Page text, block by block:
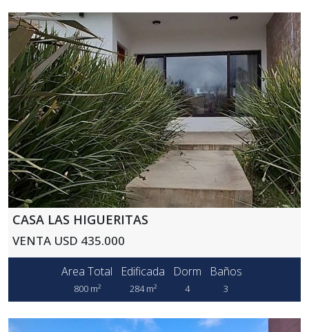
CASA LAS HIGUERITAS
VENTA USD 435.000
Area Total
800 m²
Edificada
284 m²
Dorm
4
Baños
3